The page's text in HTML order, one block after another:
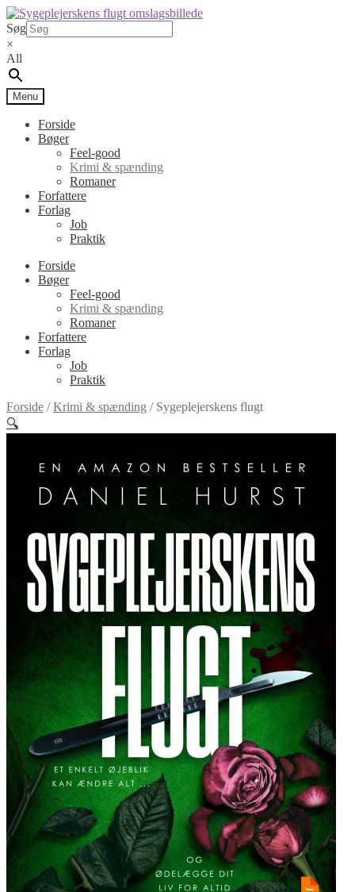
Spring
til
navigation
Spring
til
indhold
Søg
×
All
Menu
Forside
Bøger
Feel-good
Krimi & spænding
Romaner
Forfattere
Forlag
Job
Praktik
Forside
Bøger
Feel-good
Krimi & spænding
Romaner
Forfattere
Forlag
Job
Praktik
Forside /Krimi & spænding / Sygeplejerskens flugt
🔍